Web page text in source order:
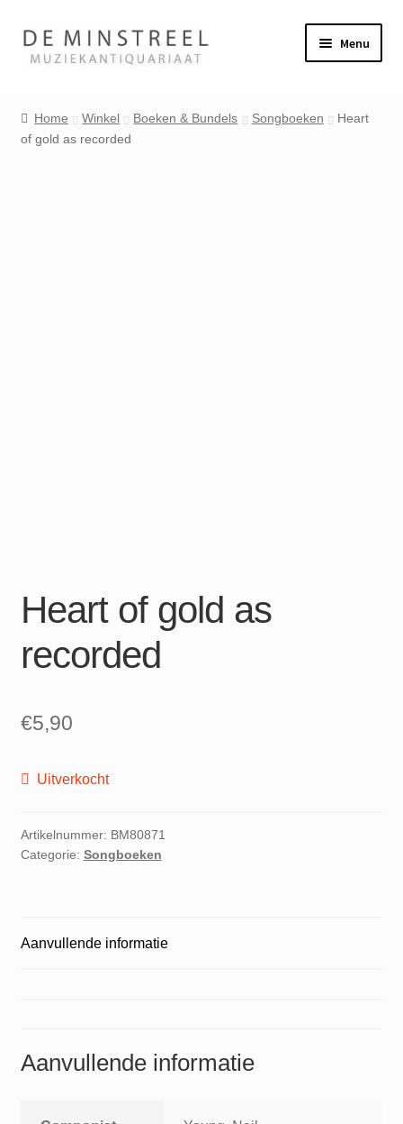
Ga
door
Ga
naar
Menu
Contact
Home Winkel Boeken & Bundels Songboeken
Heart
of gold as recorded
Heart of gold as
recorded
€5,90
Uitverkocht
Artikelnummer: BM80871
Categorie: Songboeken
Aanvullende informatie
Aanvullende informatie